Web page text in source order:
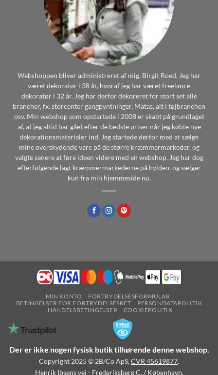
Webshoppen bliver administreret af mig, Birgit Roed. Jeg har
været dekoratør i 38 år, hvoraf jeg har været freelance
dekoratør i 32 år. Jeg har derfor dekoreret for stort set alle
brancher, fx. storcenter gangpyntninger, Matas, alt i tøjbranchen
osv. Min webshop som opstartede i 2008 er skabt på grundlaget
af, at jeg altid har gået efter de bedste priser når jeg købte nye
dekorationsmaterialer ind. Jeg startede derfor med at sælge
mine overskydende vare på de større kræmmermarkeder, og
valgte senere at føre ideen videre med en webshop. Jeg har dog
efterfølgende lagt kræmmermarkederne på hylden, og sælger
kun fra min hjemmeside nu.
MIN KONTO
FORTRYDELSESFORMULAR
BETINGELSER FOR FORTRYDELSESRET
PERSONDATAPOLITIK
HANDELSBETINGELSER
COOKIEPOLITIK
Der er ikke nogen fysisk butik tilhørende denne webshop.
Copyright 2025 © 2B/Co ApS, CVR 45619877.
Henrik Ibsens vej - Frederiksberg C. / København.